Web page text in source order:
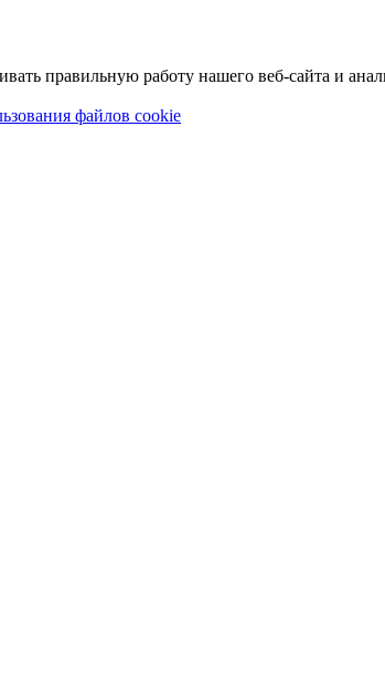
правильную работу нашего веб-сайта и
файлов cookie